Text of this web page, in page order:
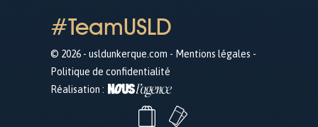
#TeamUSLD
© 2026 - usldunkerque.com - Mentions légales -
Politique de confidentialité
Réalisation :